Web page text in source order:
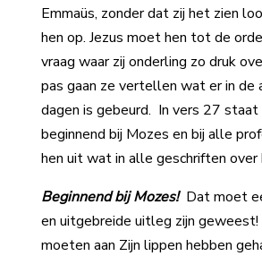
Emmaüs, zonder dat zij het zien
hen op. Jezus moet hen tot de
vraag waar zij onderling zo druk
pas gaan ze vertellen wat er in de
dagen is gebeurd. In vers 27 staat
beginnend bij Mozes en bij alle
hen uit wat in alle geschriften over
Beginnend bij Mozes! Dat moet
en uitgebreide uitleg zijn geweest!
moeten aan Zijn lippen hebben